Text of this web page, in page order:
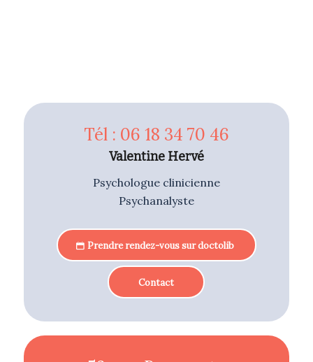
Tél : 06 18 34 70 46
Valentine Hervé
Psychologue clinicienne
Psychanalyste
Prendre rendez-vous sur doctolib
Contact